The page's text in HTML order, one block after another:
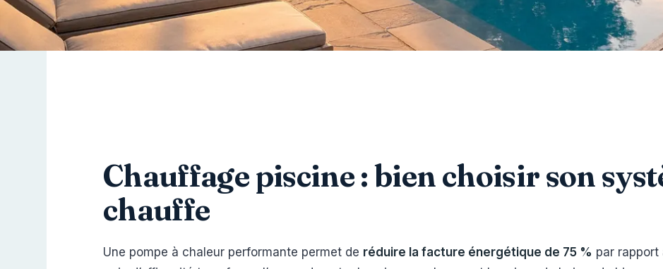
Chauffage piscine : bien choisir son
chauffe
Une pompe à chaleur performante permet de réduire la facture énergétique de 75 % par rapport